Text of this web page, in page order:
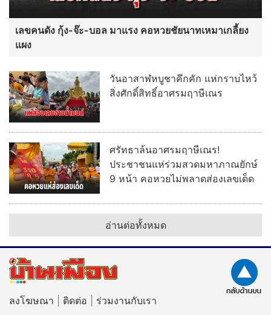
ศรัทธาล้นอาศรมฤาษีเณร!
ประชาชนแห่ร่วมสวดมหาภาณยักษ์
อ่านต่อทั้งหมด
ลงโฆษณา|ติดต่อ|ร่วมงานกับเรา
ติดตามบ้านเมือง :